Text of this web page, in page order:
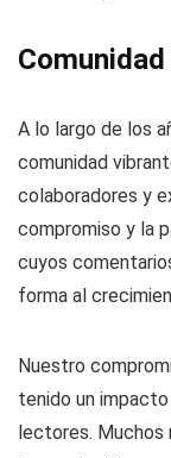
A lo largo de los
comunidad
colaboradores y
compromiso y la
cuyos
forma al
Nuestro
tenido un
lectores. Muchos